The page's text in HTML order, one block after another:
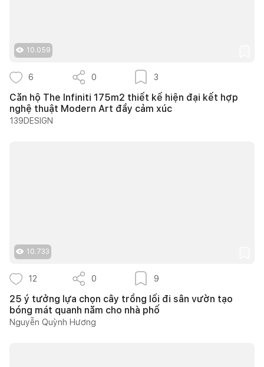
10.059
6 0 3
Căn hộ The Infiniti 175m2 thiết kế hiện đại kết hợp
nghệ thuật Modern Art đầy cảm xúc
139DESIGN
10.733
12 0 9
25 ý tưởng lựa chọn cây trồng lối đi sân vườn tạo
bóng mát quanh năm cho nhà phố
Nguyễn Quỳnh Hương